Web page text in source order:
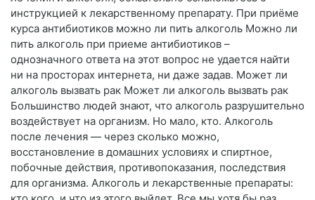
инструкцией к лекарственному препарату. При приёме
курса антибиотиков можно ли пить алкоголь Можно ли
пить алкоголь при приеме антибиотиков –
однозначного ответа на этот вопрос не удается найти
ни на просторах интернета, ни даже задав. Может ли
алкоголь вызвать рак Может ли алкоголь вызвать рак
Большинство людей знают, что алкоголь разрушительно
воздействует на организм. Но мало, кто. Алкоголь
после лечения — через сколько можно,
восстановление в домашних условиях и спиртное,
побочные действия, противопоказания, последствия
для организма. Алкоголь и лекарственные препараты: